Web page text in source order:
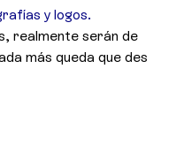
y logos.
realmente serán de
más queda que des